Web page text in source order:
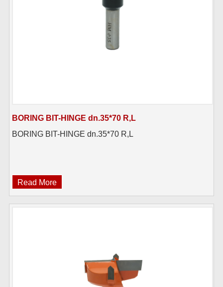
BORING BIT-HINGE dn.35*70 R,L
BORING BIT-HINGE dn.35*70 R,L
Read More